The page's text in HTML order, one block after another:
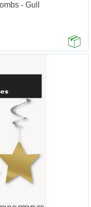
- Gull